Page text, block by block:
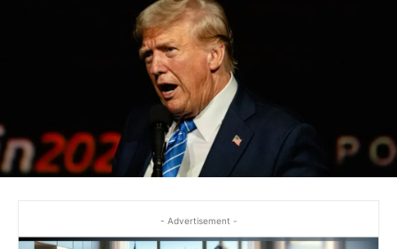
- Advertisement -